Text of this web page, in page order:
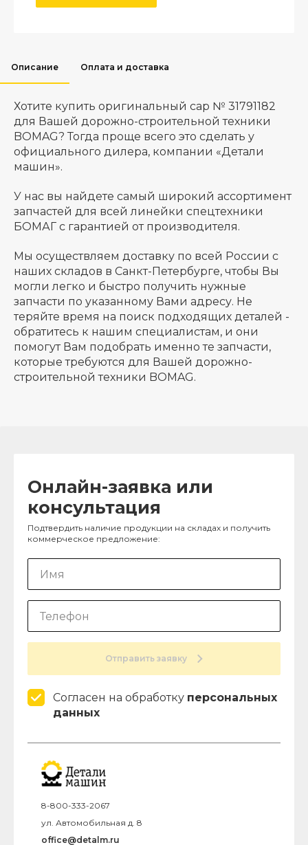
Описание Оплата и доставка
Хотите купить оригинальный cap № 31791182
для Вашей дорожно-строительной техники
BOMAG? Тогда проще всего это сделать у
официального дилера, компании «Детали
машин».
У нас вы найдете самый широкий ассортимент
запчастей для всей линейки спецтехники
БОМАГ с гарантией от производителя.
Мы осуществляем доставку по всей России с
наших складов в Санкт-Петербурге, чтобы Вы
могли легко и быстро получить нужные
запчасти по указанному Вами адресу. Не
теряйте время на поиск подходящих деталей -
обратитесь к нашим специалистам, и они
помогут Вам подобрать именно те запчасти,
которые требуются для Вашей дорожно-
строительной техники BOMAG.
Онлайн-заявка или
консультация
Подтвердить наличие продукции на складах и получить
коммерческое предложение:
Отправить заявку
Согласен на обработку персональных
данных
8-800-333-2067
ул. Автомобильная д. 8
office@detalm.ru